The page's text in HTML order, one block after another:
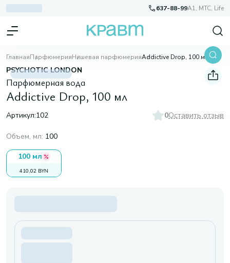
637-88-99A1, МТС, Life
ГлавнаяПарфюмерияНишевая парфюмерияAddictive Drop, 100 мл
PSYCHOTIC LONDON
Парфюмерная вода
Addictive Drop, 100 мл
Артикул:102 0Оставить отзыв
Объем, мл: 100
100 мл
410,02 BYN